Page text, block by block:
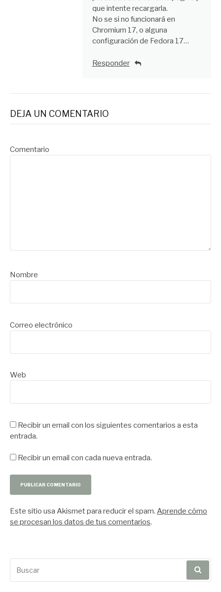
que intente recargarla.
No se si no funcionará en
Chromium 17, o alguna
configuración de Fedora 17…
Responder
DEJA UN COMENTARIO
Comentario
Nombre
Correo electrónico
Web
Recibir un email con los siguientes comentarios a esta
entrada.
Recibir un email con cada nueva entrada.
Este sitio usa Akismet para reducir el spam. Aprende cómo
se procesan los datos de tus comentarios.
por: